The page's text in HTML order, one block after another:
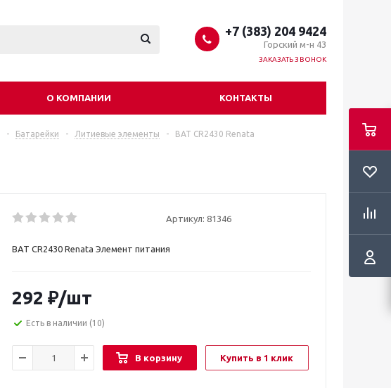
+7 (383) 204 9424
Горский м-н 43
ЗАКАЗАТЬ ЗВОНОК
О КОМПАНИИ КОНТАКТЫ
- Батарейки - Литиевые элементы - BAT CR2430 Renata
Артикул: 81346
BAT CR2430 Renata Элемент питания
292 ₽/шт
Есть в наличии (10)
В корзину Купить в 1 клик